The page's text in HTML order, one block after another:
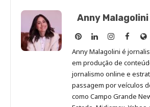
Anny Malagolini
Anny
Malagolini
no
Pinterest
Anny
Malagolini
no
LinkedIn
Anny
no
Anny
no
Anny Malagolini é
em produção de
jornalismo online e
passagem por veículos
como Campo Grande